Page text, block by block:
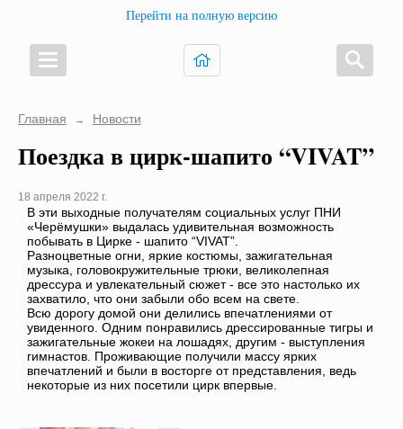
Перейти на полную версию
Главная → Новости
Поездка в цирк-шапито “VIVAT”
18 апреля 2022 г.
В эти выходные получателям социальных услуг ПНИ
«Черёмушки» выдалась удивительная возможность
побывать в Цирке - шапито “VIVAT”.
Разноцветные огни, яркие костюмы, зажигательная
музыка, головокружительные трюки, великолепная
дрессура и увлекательный сюжет - все это настолько их
захватило, что они забыли обо всем на свете.
Всю дорогу домой они делились впечатлениями от
увиденного. Одним понравились дрессированные тигры и
зажигательные жокеи на лошадях, другим - выступления
гимнастов. Проживающие получили массу ярких
впечатлений и были в восторге от представления, ведь
некоторые из них посетили цирк впервые.